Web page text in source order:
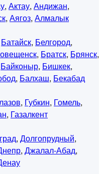
, Актау, Андижан,
, Аягоз, Алмалык
Батайск, Белгород,
, Братск, Брянск,
Байконыр, Бишкек,
, Балхаш, Бекабад
, Губкин, Гомель,
, Газалкент
, Долгопрудный,
, Джалал-Абад,